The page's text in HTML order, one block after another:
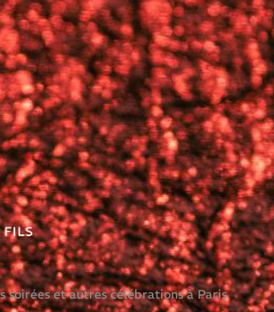
soirées et autres célébrations à Paris